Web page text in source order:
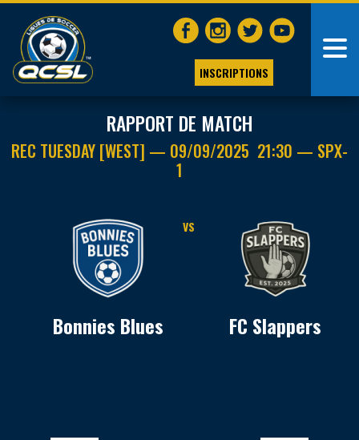
INSCRIPTIONS
RAPPORT DE MATCH
REC TUESDAY [WEST] — 09/09/2025 21:30 — SPX-
1
Bonnies Blues
VS
FC Slappers